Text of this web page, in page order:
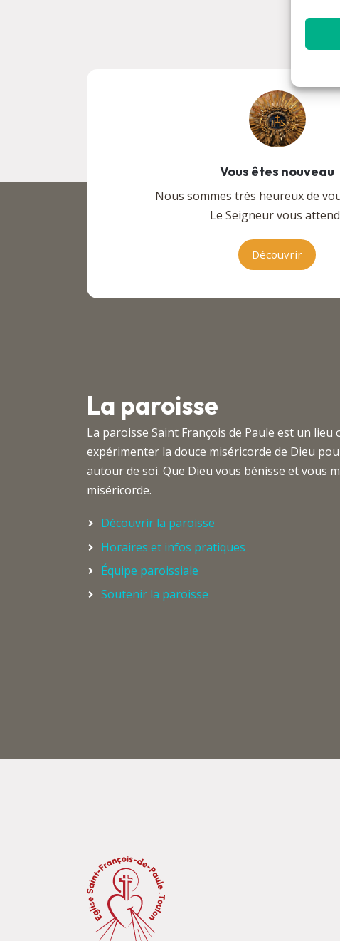
Vous êtes nouveau
Nous sommes très heureux de
Le Seigneur vous
Découvrir
La paroisse
La paroisse Saint François de Paule est un
expérimenter la douce miséricorde de Dieu
autour de soi. Que Dieu vous bénisse et vous
miséricorde.
Découvrir la paroisse
Horaires et infos pratiques
Équipe paroissiale
Soutenir la paroisse